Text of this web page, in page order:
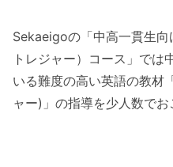
Sekaeigoの「中高一貫生向
トレジャー）コース」では
いる難度の高い英語の教材
ャー)」の指導を少人数でお